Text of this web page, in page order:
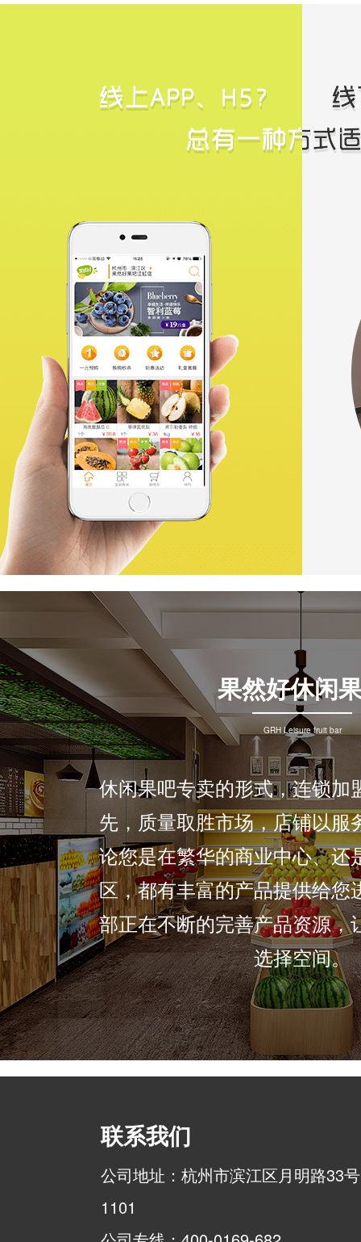
果然好休闲
GRH Leisure fruit bar
休闲果吧专卖的形式，连锁加
先，质量取胜市场，店铺以服
论您是在繁华的商业中心、还
区，都有丰富的产品提供给您
部正在不断的完善产品资源，
选择空间。
联系我们
公司地址：杭州市滨江区月明路33
1101